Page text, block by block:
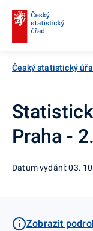
Český statistický
Praha -
Datum vydání: 03.
Zobrazit